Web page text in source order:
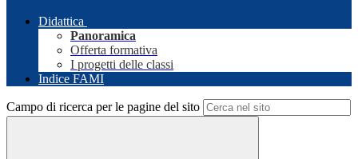
Didattica
Panoramica
Offerta formativa
I progetti delle classi
Indice FAMI
Campo di ricerca per le pagine del sito